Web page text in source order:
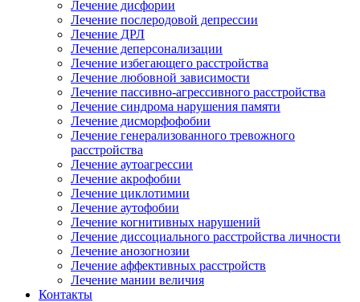
Лечение дисфории
Лечение послеродовой депрессии
Лечение ДРЛ
Лечение деперсонализации
Лечение избегающего расстройства
Лечение любовной зависимости
Лечение пассивно-агрессивного расстройства
Лечение синдрома нарушения памяти
Лечение дисморфофобии
Лечение генерализованного тревожного
расстройства
Лечение аутоагрессии
Лечение акрофобии
Лечение циклотимии
Лечение аутофобии
Лечение когнитивных нарушений
Лечение диссоциального расстройства личности
Лечение анозогнозии
Лечение аффективных расстройств
Лечение мании величия
Контакты